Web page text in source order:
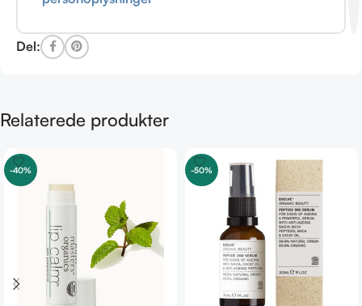
Del:
Relaterede produkter
-40% -50%